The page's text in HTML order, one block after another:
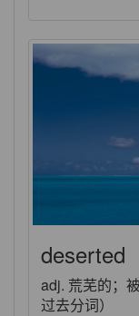
deserted
adj. 荒芜的；
过去分词）